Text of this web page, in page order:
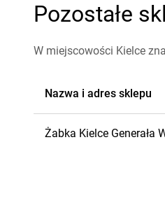
Pozostałe
W miejscowości Kielce
Nazwa i adres sklepu
Żabka Kielce Generała